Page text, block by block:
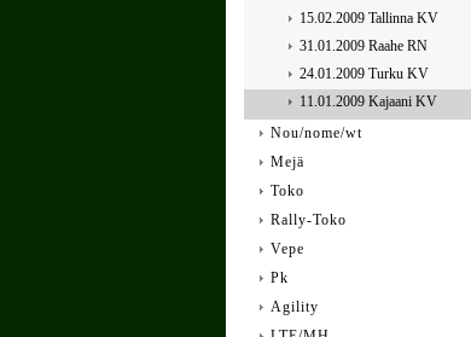
15.02.2009 Tallinna KV
31.01.2009 Raahe RN
24.01.2009 Turku KV
11.01.2009 Kajaani KV
Nou/nome/wt
Mejä
Toko
Rally-Toko
Vepe
Pk
Agility